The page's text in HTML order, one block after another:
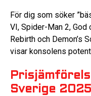
För dig som söker
VI, Spider-Man 2, God
Rebirth och Demon’s
visar konsolens
Sverige 2025